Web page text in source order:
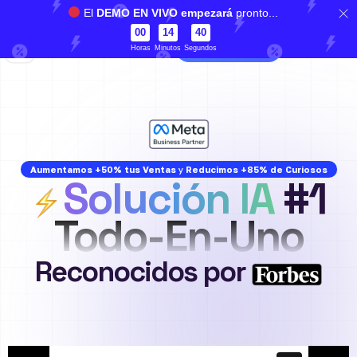
El DEMO EN VIVO empezará pronto...
00
Horas
14
Minutos
38
Segundos
Llámanos 24/7: +1 (316) 394-3492
Español CREA TU CUENTA
Aumentamos +50% tus Ventasy Reducimos +85% de Curiosos
Solución IA#1
Todo-En-Uno
Reconocidos por